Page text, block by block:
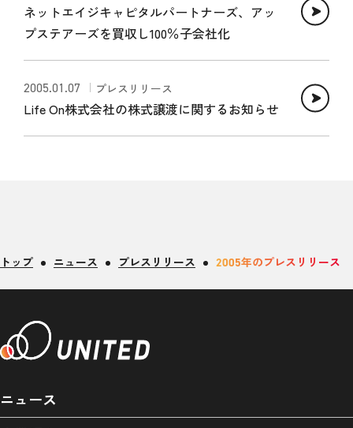
ネットエイジキャピタルパートナーズ、アッ
プステアーズを買収し100％子会社化
2005.01.07 プレスリリース
Life On株式会社の株式譲渡に関するお知らせ
トップ ニュース プレスリリース 2005年のプレスリリース
ニュース